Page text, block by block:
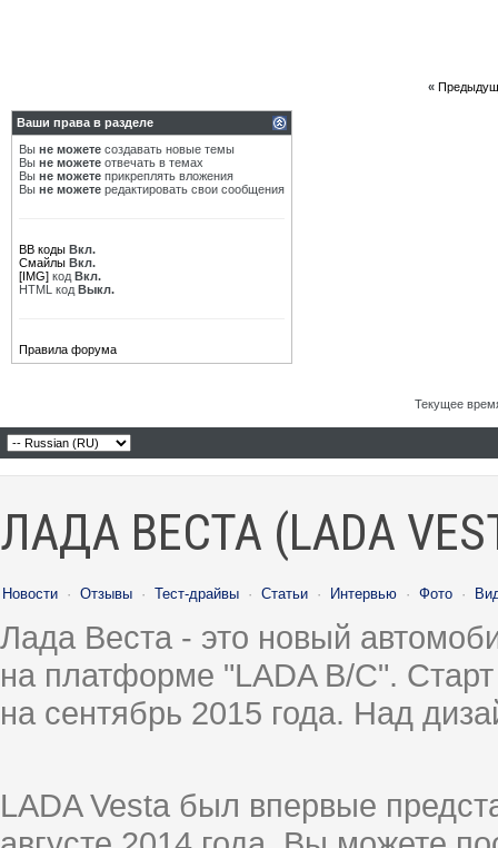
«
Ваши права в разделе
Вы не можете создавать новые темы
Вы не можете отвечать в темах
Вы не можете прикреплять вложения
Вы не можете редактировать свои сообщения
BB коды Вкл.
Смайлы Вкл.
[IMG] код Вкл.
HTML код Выкл.
Правила форума
Текущее
ЛАДА ВЕСТА (LADA
Новости · Отзывы · Тест-драйвы · Статьи · Интервью · Фото ·
Лада Веста - это новый
на платформе "LADA B/C".
на сентябрь 2015 года. Над
LADA Vesta был впервые